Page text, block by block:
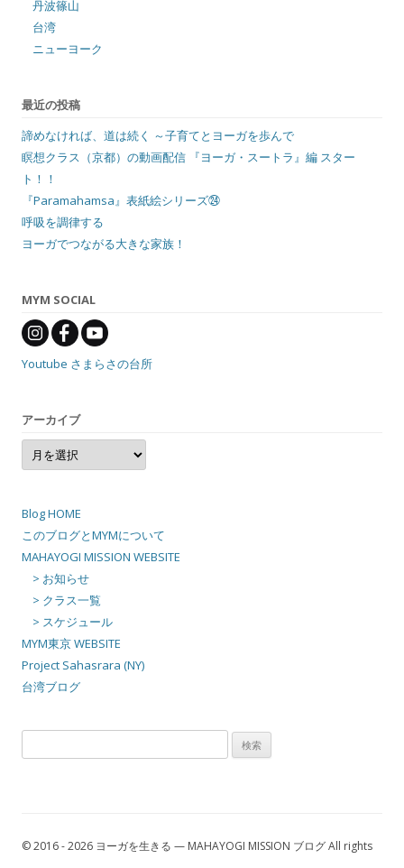
丹波篠山
台湾
ニューヨーク
最近の投稿
諦めなければ、道は続く ～子育てとヨーガを歩んで
瞑想クラス（京都）の動画配信 『ヨーガ・スートラ』編 スター
ト！！
『Paramahamsa』表紙絵シリーズ㉔
呼吸を調律する
ヨーガでつながる大きな家族！
MYM SOCIAL
Youtube さまらさの台所
アーカイブ
ア
ー
カ
Blog HOME
このブログとMYMについて
MAHAYOGI MISSION WEBSITE
> お知らせ
> クラス一覧
> スケジュール
MYM東京 WEBSITE
Project Sahasrara (NY)
台湾ブログ
索:
© 2016 - 2026 ヨーガを生きる — MAHAYOGI MISSION ブログ All rights